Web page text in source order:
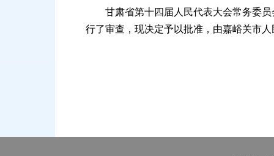
甘肃省第十四届人民代表大会常务委员
行了审查，现决定予以批准，由嘉峪关市